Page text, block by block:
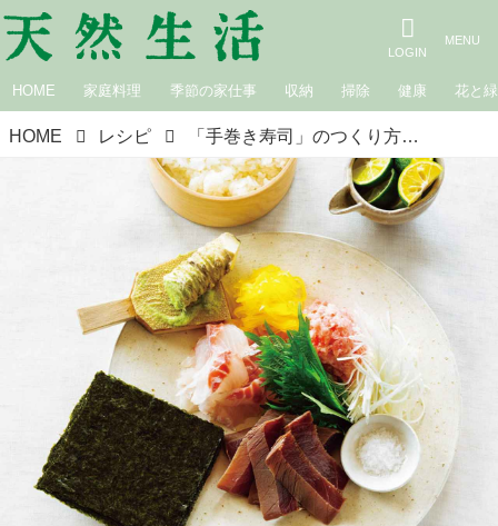
HOME 家庭料理 季節の家仕事 収納 掃除 健康 花と緑
HOME レシピ 「手巻き寿司」のつくり方。うれしい“春のおもてなし”おいしいトッピングアイデア／料理家・飛田和緒さん